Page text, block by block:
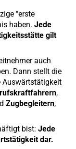
"erste
haben. Jede
gilt
auch
Dann stellt die
Auswärtstätigkeit
,
Zugbegleitern,
bist: Jede
dar.